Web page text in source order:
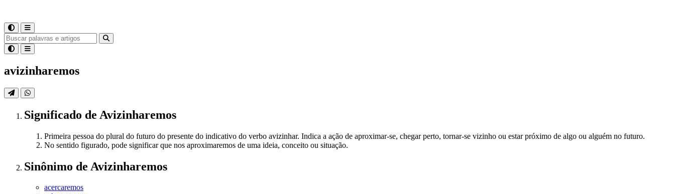
avizinharemos
Significado de Avizinharemos
Primeira pessoa do plural do futuro do presente do indicativo do verbo avizinhar. Indica a ação de aproximar-se, chegar perto, tornar-se vizinho ou estar próximo de algo ou alguém no futuro.
No sentido figurado, pode significar que nos aproximaremos de uma ideia, conceito ou situação.
Sinônimo de Avizinharemos
acercaremos